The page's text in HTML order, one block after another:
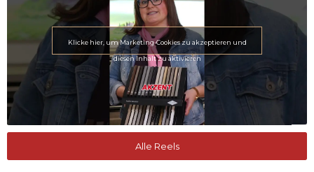
Klicke hier, um Marketing-Cookies zu akzeptieren und
diesen Inhalt zu aktivieren
Alle Reels